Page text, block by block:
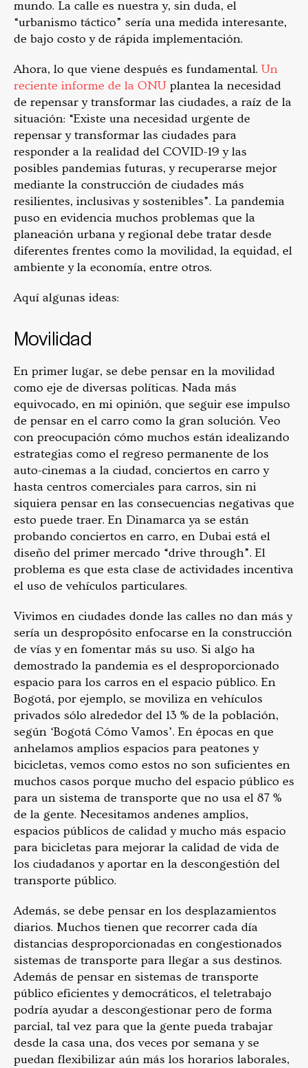
mundo. La calle es nuestra y, sin duda, el
“urbanismo táctico” sería una medida interesante,
de bajo costo y de rápida implementación.
Ahora, lo que viene después es fundamental. Un
reciente informe de la ONU plantea la necesidad
de repensar y transformar las ciudades, a raíz de la
situación: “Existe una necesidad urgente de
repensar y transformar las ciudades para
responder a la realidad del COVID-19 y las
posibles pandemias futuras, y recuperarse mejor
mediante la construcción de ciudades más
resilientes, inclusivas y sostenibles”. La pandemia
puso en evidencia muchos problemas que la
planeación urbana y regional debe tratar desde
diferentes frentes como la movilidad, la equidad, el
ambiente y la economía, entre otros.
Aquí algunas ideas:
Movilidad
En primer lugar, se debe pensar en la movilidad
como eje de diversas políticas. Nada más
equivocado, en mi opinión, que seguir ese impulso
de pensar en el carro como la gran solución. Veo
con preocupación cómo muchos están idealizando
estrategias como el regreso permanente de los
auto-cinemas a la ciudad, conciertos en carro y
hasta centros comerciales para carros, sin ni
siquiera pensar en las consecuencias negativas que
esto puede traer. En Dinamarca ya se están
probando conciertos en carro, en Dubai está el
diseño del primer mercado “drive through”. El
problema es que esta clase de actividades incentiva
el uso de vehículos particulares.
Vivimos en ciudades donde las calles no dan más y
sería un despropósito enfocarse en la construcción
de vías y en fomentar más su uso. Si algo ha
demostrado la pandemia es el desproporcionado
espacio para los carros en el espacio público. En
Bogotá, por ejemplo, se moviliza en vehículos
privados sólo alrededor del 13 % de la población,
según ‘Bogotá Cómo Vamos’. En épocas en que
anhelamos amplios espacios para peatones y
bicicletas, vemos como estos no son suficientes en
muchos casos porque mucho del espacio público es
para un sistema de transporte que no usa el 87 %
de la gente. Necesitamos andenes amplios,
espacios públicos de calidad y mucho más espacio
para bicicletas para mejorar la calidad de vida de
los ciudadanos y aportar en la descongestión del
transporte público.
Además, se debe pensar en los desplazamientos
diarios. Muchos tienen que recorrer cada día
distancias desproporcionadas en congestionados
sistemas de transporte para llegar a sus destinos.
Además de pensar en sistemas de transporte
público eficientes y democráticos, el teletrabajo
podría ayudar a descongestionar pero de forma
parcial, tal vez para que la gente pueda trabajar
desde la casa una, dos veces por semana y se
puedan flexibilizar aún más los horarios laborales,